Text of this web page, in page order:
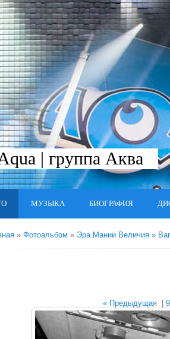
| группа Аква
МУЗЫКА БИОГРАФИЯ
» Фотоальбом » Эра Мании Величия »
« Предыдущая| 9